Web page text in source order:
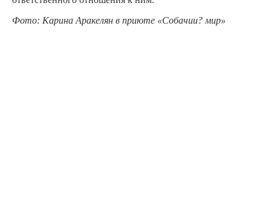
Фото: Карина Аракелян в приюте «Собачии? мир»